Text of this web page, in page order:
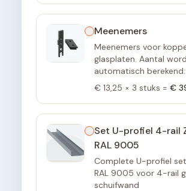
Meenemers
Meenemers voor
glasplaten. Aantal
automatisch berekend:
€ 13,25 × 3 stuks = €
Set U-profiel 4-rail
RAL 9005
Complete U-profiel
RAL 9005 voor 4-rail
schuifwand